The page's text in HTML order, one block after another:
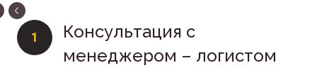
1
Консультация с
менеджером – логистом